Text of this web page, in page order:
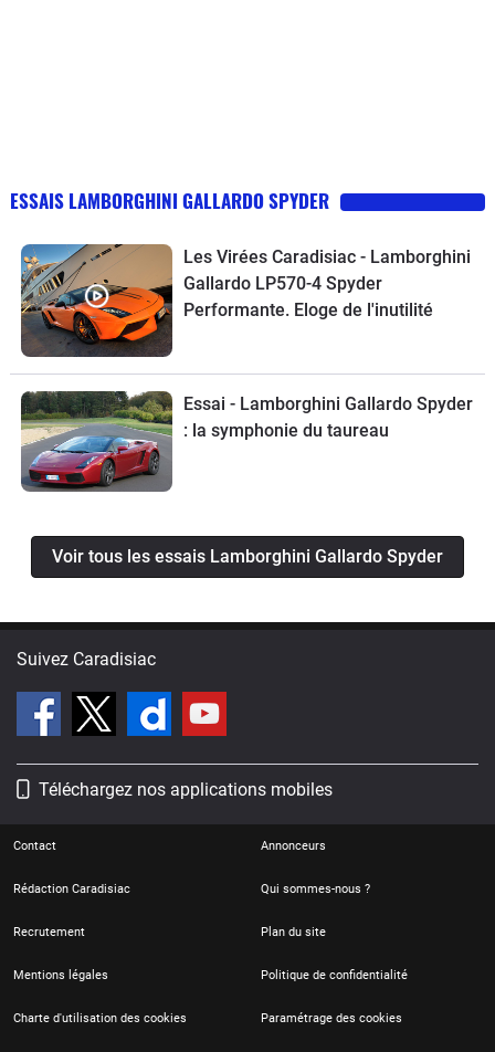
ESSAIS LAMBORGHINI GALLARDO SPYDER
Les Virées Caradisiac - Lamborghini
Gallardo LP570-4 Spyder
Performante. Eloge de l'inutilité
Essai - Lamborghini Gallardo Spyder
: la symphonie du taureau
Voir tous les essais Lamborghini Gallardo Spyder
Suivez Caradisiac
Téléchargez nos applications mobiles
Contact Annonceurs
Rédaction Caradisiac Qui sommes-nous ?
Recrutement Plan du site
Mentions légales Politique de confidentialité
Charte d'utilisation des cookies Paramétrage des cookies